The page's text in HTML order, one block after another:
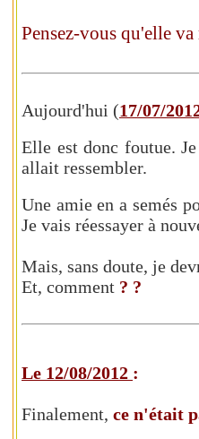
Pensez-vous qu'elle va
Aujourd'hui (17/07/
Elle est donc foutue.
allait ressembler.
Une amie en a semés
Je vais réessayer à
Mais, sans doute, je
Et, comment ? ?
Le 12/08/2012 :
Finalement, ce n'était